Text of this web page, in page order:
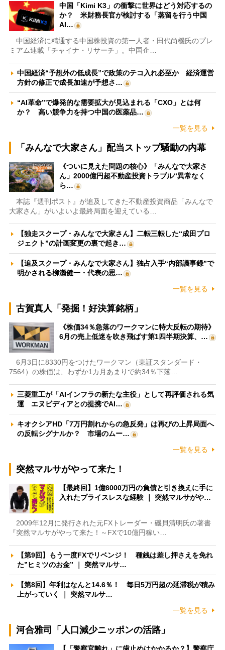
中国「Kimi K3」の衝撃に世界はどう対応するの
か？ 米財務長官が検討する「蒸留を行う中国
AI…
中国経済に精通する中国株投資の第一人者・田代尚機氏のプレ
ミアム連載「チャイナ・リサーチ」。中国企…
中国経済“予想外の低成長”で政策のテコ入れ必至か 経済運営
方針の修正で成長加速が予想さ…
“AI革命”で爆発的な需要拡大が見込まれる「CXO」とは何
か？ 高い競争力を持つ中国の医薬品…
一覧を見る
「みんなで大家さん」配当ストップ騒動の内幕
《ついに見えた問題の核心》「みんなで大家さ
ん」2000億円超不動産投資トラブル“異常なく
ら…
本誌『週刊ポスト』が追及してきた不動産投資商品「みんなで
大家さん」がいよいよ最終局面を迎えている…
【独走スクープ・みんなで大家さん】二転三転した“成田プロ
ジェクト”の計画変更の裏で起き…
【追及スクープ・みんなで大家さん】独占入手“内部議事録”で
明かされる柳瀬健一・代表の思…
一覧を見る
古賀真人「発掘！好決算銘柄」
《株価34％急落のワークマンに特大反転の期待》
6月の売上低迷を吹き飛ばす第1四半期決算、…
6月3日に8330円をつけたワークマン（東証スタンダード・
7564）の株価は、わずか1カ月あまりで約34％下落…
三菱重工が「AIインフラの新たな主役」として再評価される気
運 エヌビディアとの提携でAI…
キオクシアHD「7万円割れからの急反発」は再びの上昇局面へ
の反転シグナルか？ 市場のムー…
一覧を見る
突然マルサがやって来た！
【最終回】1億6000万円の負債と引き換えに手に
入れたプライスレスな経験 ｜ 突然マルサがや…
2009年12月に発行された元FXトレーダー・磯貝清明氏の著書
『突然マルサがやって来た！～FXで10億円稼い…
【第9回】もう一度FXでリベンジ！ 種銭は差し押さえを免れ
た”ヒミツのお金” ｜ 突然マルサ…
【第8回】年利はなんと14.6％！ 毎日5万円超の延滞税が積み
上がっていく ｜ 突然マルサ…
一覧を見る
河合雅司「人口減少ニッポンの活路」